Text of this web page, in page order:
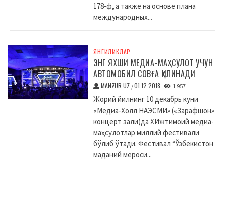
178-ф, а также на основе плана
международных...
ЯНГИЛИКЛАР
ЭНГ ЯХШИ МЕДИА-МАҲСУЛОТ УЧУН
АВТОМОБИЛ СОВҒА ҚИЛИНАДИ
MANZUR.UZ /01.12.2018 1 957
Жорий йилнинг 10 декабрь куни
«Медиа-Холл НАЭСМИ» («Зарафшон»
концерт зали)да XИжтимоий медиа-
маҳсулотлар миллий фестивали
бўлиб ўтади. Фестивал “Ўзбекистон
маданий мероси...